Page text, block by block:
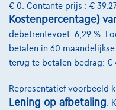
€ 0. Contante prijs : €
Kostenpercentage)
debetrentevoet: 6,29 %.
betalen in 60
terug te betalen bedrag: €
Representatief voorbeeld
Lening op afbetaling.
Word klant
Wie zijn we
Kwaliteitscharter
Onze dealers